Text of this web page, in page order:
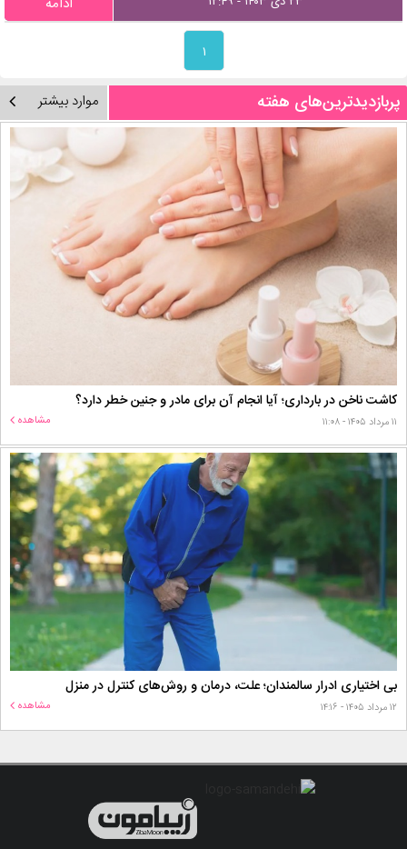
۱
پربازدیدترین‌های هفته موارد بیشتر
کاشت ناخن در بارداری؛ آیا انجام آن برای مادر و جنین خطر دارد؟
۱۱ مرداد ۱۴۰۵ - ۱۱:۰۸ مشاهده
بی اختیاری ادرار سالمندان؛ علت، درمان و روش‌های کنترل در منزل
۱۲ مرداد ۱۴۰۵ - ۱۴:۱۶ مشاهده